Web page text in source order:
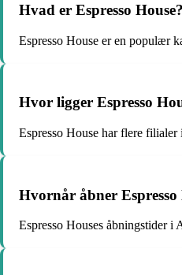
Hvad er Espresso House?
Espresso House er en populær
Hvor ligger Espresso
Espresso House har flere
Hvornår åbner
Espresso Houses åbningstider i